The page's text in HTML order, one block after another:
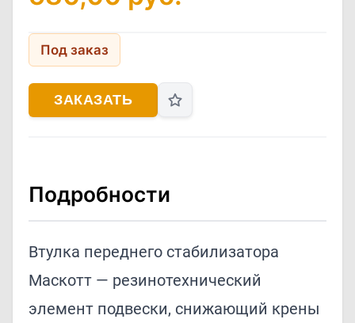
Под заказ
ЗАКАЗАТЬ
Подробности
Втулка переднего стабилизатора
Маскотт — резинотехнический
элемент подвески, снижающий крены